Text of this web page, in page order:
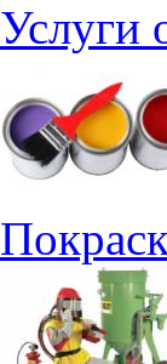
Услуги